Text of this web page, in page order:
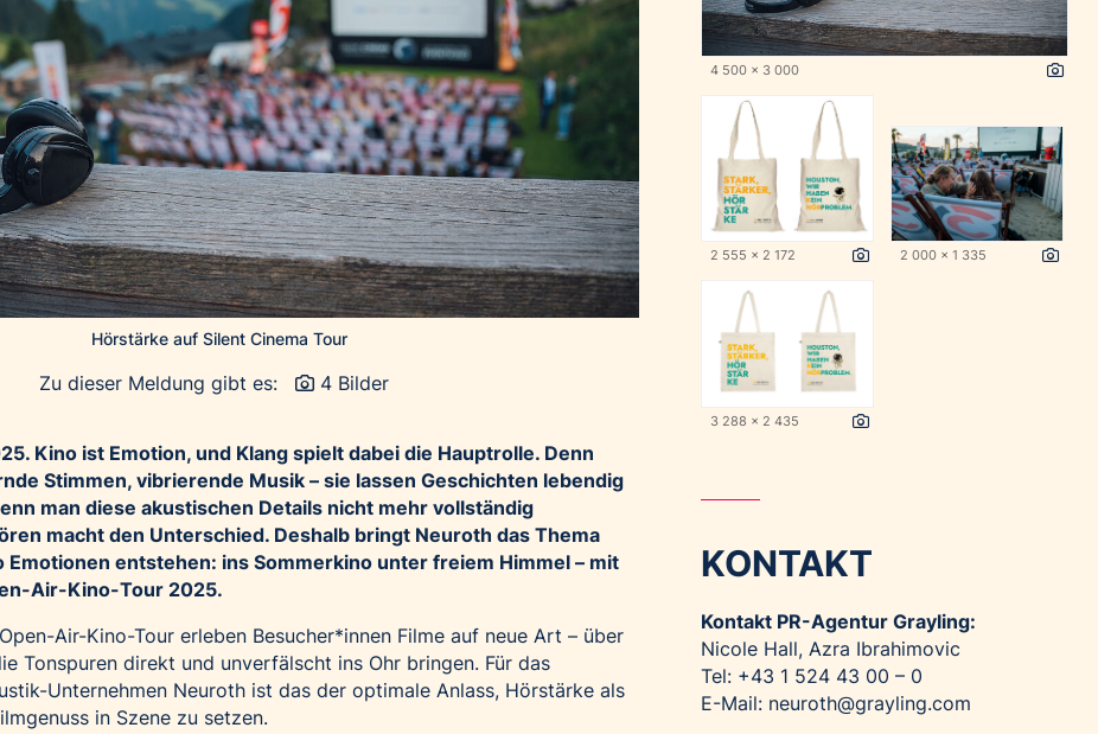
Hörstärke auf Silent Cinema Tour
Zu dieser Meldung gibt es: 4 Bilder
Kino ist Emotion, und Klang spielt dabei die Hauptrolle. Denn
Stimmen, vibrierende Musik – sie lassen Geschichten lebendig
man diese akustischen Details nicht mehr vollständig
macht den Unterschied. Deshalb bringt Neuroth das Thema
entstehen: ins Sommerkino unter freiem Himmel – mit
Air-Kino-Tour 2025.
Air-Kino-Tour erleben Besucher*innen Filme auf neue Art – über
Tonspuren direkt und unverfälscht ins Ohr bringen. Für das
Unternehmen Neuroth ist das der optimale Anlass, Hörstärke als
in Szene zu setzen.
4 500 x 3 000
2 555 x 2 172 2 000 x 1 335
3 288 x 2 435
KONTAKT
Kontakt PR-Agentur Grayling:
Nicole Hall, Azra Ibrahimovic
Tel: +43 1 524 43 00 – 0
E-Mail: neuroth@grayling.com